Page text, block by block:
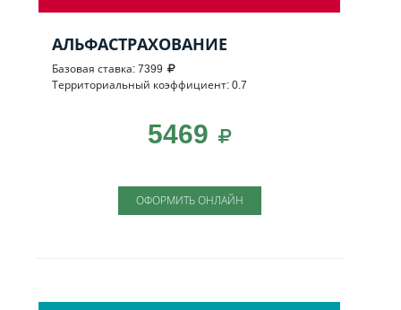
АЛЬФАСТРАХОВАНИЕ
Базовая ставка: 7399
Территориальный коэффициент: 0.7
5469
ОФОРМИТЬ ОНЛАЙН